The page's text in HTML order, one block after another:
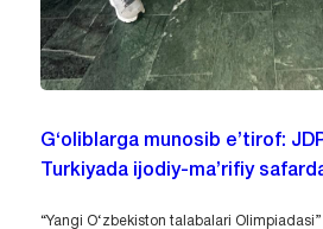
G‘oliblarga munosib e’tirof:
Turkiyada ijodiy-ma’rifiy
“Yangi O‘zbekiston talabalari